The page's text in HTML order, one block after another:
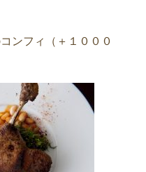
ンフィ（＋１０００